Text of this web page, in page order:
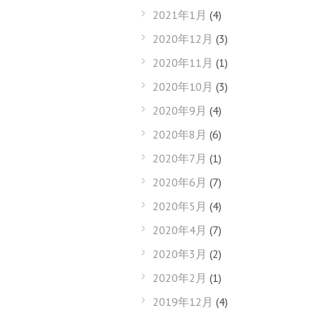
2021年1月 (4)
2020年12月 (3)
2020年11月 (1)
2020年10月 (3)
2020年9月 (4)
2020年8月 (6)
2020年7月 (1)
2020年6月 (7)
2020年5月 (4)
2020年4月 (7)
2020年3月 (2)
2020年2月 (1)
2019年12月 (4)